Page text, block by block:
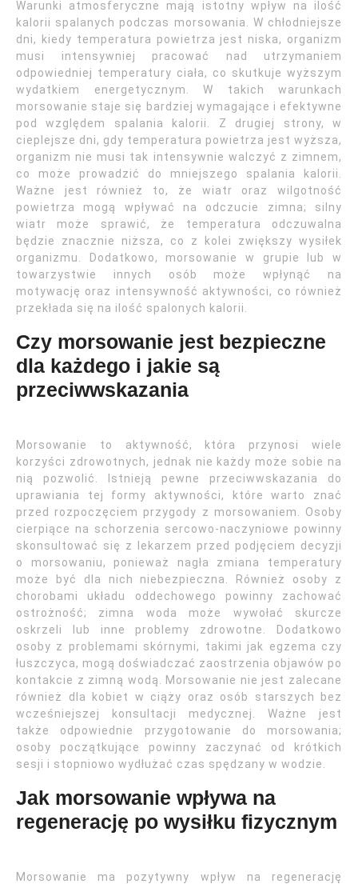
Warunki atmosferyczne mają istotny wpływ na ilość
kalorii spalanych podczas morsowania. W chłodniejsze
dni, kiedy temperatura powietrza jest niska, organizm
musi intensywniej pracować nad utrzymaniem
odpowiedniej temperatury ciała, co skutkuje wyższym
wydatkiem energetycznym. W takich warunkach
morsowanie staje się bardziej wymagające i efektywne
pod względem spalania kalorii. Z drugiej strony, w
cieplejsze dni, gdy temperatura powietrza jest wyższa,
organizm nie musi tak intensywnie walczyć z zimnem,
co może prowadzić do mniejszego spalania kalorii.
Ważne jest również to, że wiatr oraz wilgotność
powietrza mogą wpływać na odczucie zimna; silny
wiatr może sprawić, że temperatura odczuwalna
będzie znacznie niższa, co z kolei zwiększy wysiłek
organizmu. Dodatkowo, morsowanie w grupie lub w
towarzystwie innych osób może wpłynąć na
motywację oraz intensywność aktywności, co również
przekłada się na ilość spalonych kalorii.
Czy morsowanie jest bezpieczne
dla każdego i jakie są
przeciwwskazania
Morsowanie to aktywność, która przynosi wiele
korzyści zdrowotnych, jednak nie każdy może sobie na
nią pozwolić. Istnieją pewne przeciwwskazania do
uprawiania tej formy aktywności, które warto znać
przed rozpoczęciem przygody z morsowaniem. Osoby
cierpiące na schorzenia sercowo-naczyniowe powinny
skonsultować się z lekarzem przed podjęciem decyzji
o morsowaniu, ponieważ nagła zmiana temperatury
może być dla nich niebezpieczna. Również osoby z
chorobami układu oddechowego powinny zachować
ostrożność; zimna woda może wywołać skurcze
oskrzeli lub inne problemy zdrowotne. Dodatkowo
osoby z problemami skórnymi, takimi jak egzema czy
łuszczyca, mogą doświadczać zaostrzenia objawów po
kontakcie z zimną wodą. Morsowanie nie jest zalecane
również dla kobiet w ciąży oraz osób starszych bez
wcześniejszej konsultacji medycznej. Ważne jest
także odpowiednie przygotowanie do morsowania;
osoby początkujące powinny zaczynać od krótkich
sesji i stopniowo wydłużać czas spędzany w wodzie.
Jak morsowanie wpływa na
regenerację po wysiłku fizycznym
Morsowanie ma pozytywny wpływ na regenerację